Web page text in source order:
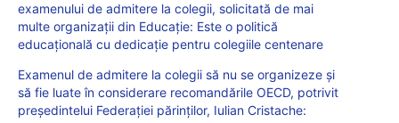
examenului de admitere la colegii, solicitată de mai
multe organizații din Educație: Este o politică
educațională cu dedicație pentru colegiile centenare
Examenul de admitere la colegii să nu se organizeze și
să fie luate în considerare recomandările OECD, potrivit
președintelui Federației părinților, Iulian Cristache: